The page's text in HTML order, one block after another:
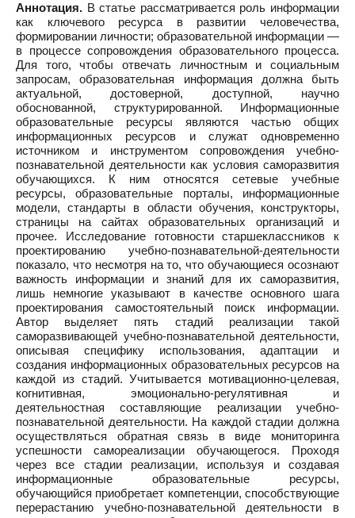
Аннотация. В статье рассматривается роль информации
как ключевого ресурса в развитии человечества,
формировании личности; образовательной информации —
в процессе сопровождения образовательного процесса.
Для того, чтобы отвечать личностным и социальным
запросам, образовательная информация должна быть
актуальной, достоверной, доступной, научно
обоснованной, структурированной. Информационные
образовательные ресурсы являются частью общих
информационных ресурсов и служат одновременно
источником и инструментом сопровождения учебно-
познавательной деятельности как условия саморазвития
обучающихся. К ним относятся сетевые учебные
ресурсы, образовательные порталы, информационные
модели, стандарты в области обучения, конструкторы,
страницы на сайтах образовательных организаций и
прочее. Исследование готовности старшеклассников к
проектированию учебно-познавательной-деятельности
показало, что несмотря на то, что обучающиеся осознают
важность информации и знаний для их саморазвития,
лишь немногие указывают в качестве основного шага
проектирования самостоятельный поиск информации.
Автор выделяет пять стадий реализации такой
саморазвивающей учебно-познавательной деятельности,
описывая специфику использования, адаптации и
создания информационных образовательных ресурсов на
каждой из стадий. Учитывается мотивационно-целевая,
когнитивная, эмоционально-регулятивная и
деятельностная составляющие реализации учебно-
познавательной деятельности. На каждой стадии должна
осуществляться обратная связь в виде мониторинга
успешности самореализации обучающегося. Проходя
через все стадии реализации, используя и создавая
информационные образовательные ресурсы,
обучающийся приобретает компетенции, способствующие
перерастанию учебно-познавательной деятельности в